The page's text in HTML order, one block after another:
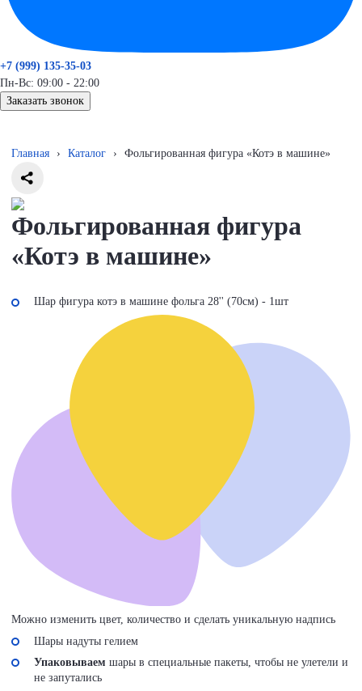
+7 (999) 135-35-03
Пн-Вс: 09:00 - 22:00
Заказать звонок
Главная › Каталог › Фольгированная фигура «Котэ в машине»
Фольгированная фигура
«Котэ в машине»
Шар фигура котэ в машине фольга 28'' (70см) - 1шт
Можно изменить цвет, количество и сделать уникальную надпись
Шары надуты гелием
Упаковываем шары в специальные пакеты, чтобы не улетели и
не запутались